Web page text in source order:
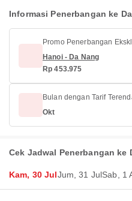
Informasi Penerbangan ke
Promo Penerbangan
Hanoi - Da Nang
Rp 453.975
Bulan dengan Tarif
Okt
Cek Jadwal Penerbangan ke
Kam, 30 JulJum, 31 JulSab, 1